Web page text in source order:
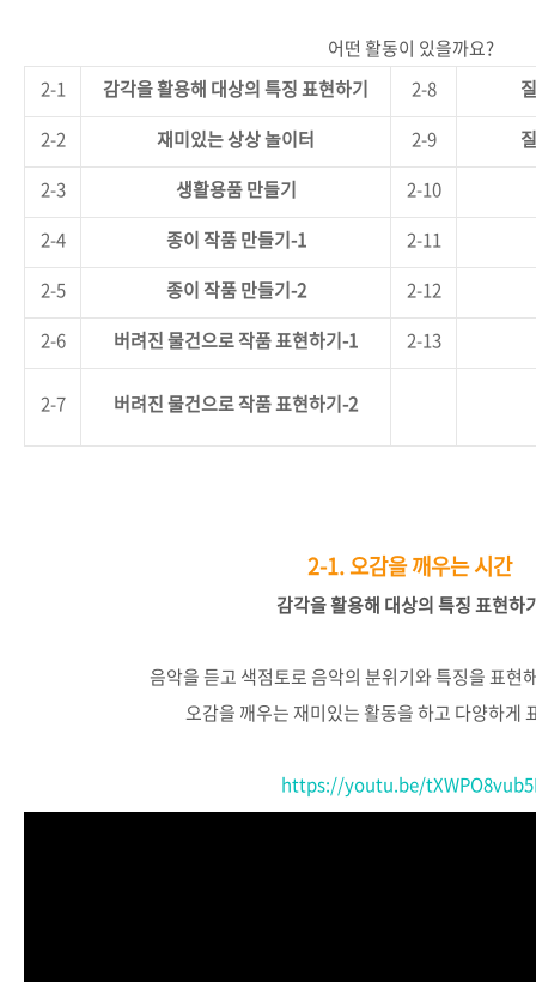
어떤 활동이 있을까요?
2-1
감각을활용해 대상의특징표현하기 2-8
2-2
재미있는상상놀이터 2-9
2-3
생활용품 만들기
2-10
2-4
종이작품 만들기-1
2-11
2-5
종이작품 만들기-2
2-12
2-6
버려진물건으로작품표현하기-1 2-13
2-7 버려진물건으로작품표현하기-2
2-1.오감을 깨우는 시간
감각을활용해 대상의특징표현하
음악을듣고 색점토로 음악의 분위기와특징을표현
오감을 깨우는 재미있는 활동을하고 다양하게
https://youtu.be/